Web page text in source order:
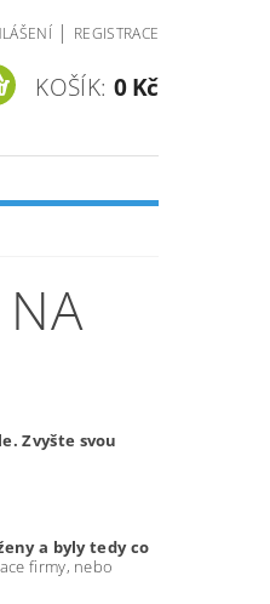
| REGISTRACE
KOŠÍK: 0 Kč
Zvyšte svou
a byly tedy co
firmy, nebo